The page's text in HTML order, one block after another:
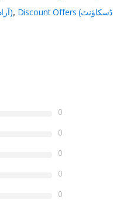
Azadi Offers (آزادی آفرز), Discount Offers (ڈسکاؤنٹ
0
0
0
0
0